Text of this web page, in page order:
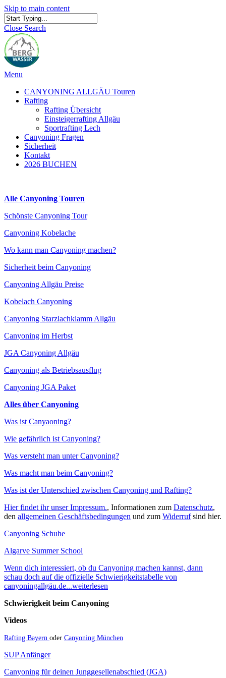
Skip to main content
Close Search
Menu
CANYONING ALLGÄU Touren
Rafting
Rafting Übersicht
Einsteigerrafting Allgäu
Sportrafting Lech
Canyoning Fragen
Sicherheit
Kontakt
2026 BUCHEN
Alle Canyoning Touren
Schönste Canyoning Tour
Canyoning Kobelache
Wo kann man Canyoning machen?
Sicherheit beim Canyoning
Canyoning Allgäu Preise
Kobelach Canyoning
Canyoning Starzlachklamm Allgäu
Canyoning im Herbst
JGA Canyoning Allgäu
Canyoning als Betriebsausflug
Canyoning JGA Paket
Alles über Canyoning
Was ist Canyaoning?
Wie gefährlich ist Canyoning?
Was versteht man unter Canyoning?
Was macht man beim Canyoning?
Was ist der Unterschied zwischen Canyoning und Rafting?
Hier findet ihr unser Impressum., Informationen zum Datenschutz,
den allgemeinen Geschäftsbedingungen und zum Widerrufsind hier.
Canyoning Schuhe
Algarve Summer School
Wenn dich interessiert, ob du Canyoning machen kannst, dann
schau doch auf die offizielle Schwierigkeitstabelle von
canyoningallgäu.de...weiterlesen
Schwierigkeit beim Canyoning
Videos
Rafting Bayern oder Canyoning München
SUP Anfänger
Canyoning für deinen Junggesellenabschied (JGA)